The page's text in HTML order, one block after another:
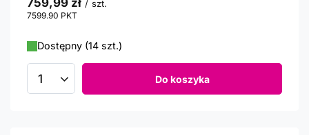
759,99 zł / szt.
7599.90 PKT
Dostępny (14 szt.)
Ilość produktów Do koszyka